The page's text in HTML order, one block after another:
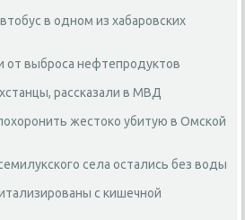
в одном из хабаровских
от выброса нефтепродуктов
рассказали в МВД
жестоко убитую в Омской
села остались без воды
с кишечной